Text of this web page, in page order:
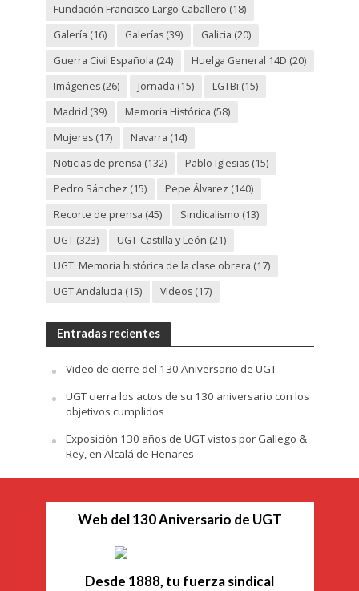
Fundación Francisco Largo Caballero (18)
Galería (16) Galerías(39) Galicia (20)
Guerra Civil Española (24) Huelga General 14D (20)
Imágenes(26) Jornada (15) LGTBi (15)
Madrid (39) Memoria Histórica (58)
Mujeres(17) Navarra (14)
Noticias de prensa (132) Pablo Iglesias(15)
Pedro Sánchez (15) Pepe Álvarez (140)
Recorte de prensa (45) Sindicalismo (13)
UGT(323) UGT-Castilla y León (21)
UGT: Memoria histórica de la clase obrera (17)
UGT Andalucia (15) Videos(17)
Entradas recientes
Video de cierre del 130 Aniversario de UGT
UGT cierra los actos de su 130 aniversario con los
objetivos cumplidos
Exposición 130 años de UGT vistos por Gallego &
Rey, en Alcalá de Henares
Web del 130 Aniversario de UGT
Desde 1888, tu fuerza sindical